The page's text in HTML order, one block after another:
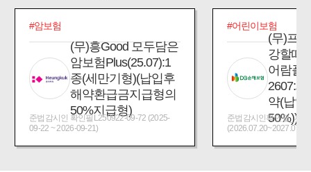
#암보험
(무)흥Good 모두담은
암보험Plus(25.07):1
종(세만기형)(납입후
해약환급금지급형의
50%지급형)
준법감시인 확인필L250922-09-72 (2025-
09-22 ~ 2026-09-21)
#어린이보험
(무)프
강할때
어람플
2607:
약(납입
50%))
준법감시인확인필_제